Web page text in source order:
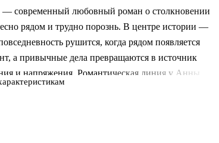
— современный любовный роман о столкновении
рядом и трудно порознь. В центре истории —
рушится, когда рядом появляется
а привычные дела превращаются в источник
и напряжения. Романтическая линия у Анны
симпатии, а из конфликта характеров,
разворачивается между квартирой над цветочным